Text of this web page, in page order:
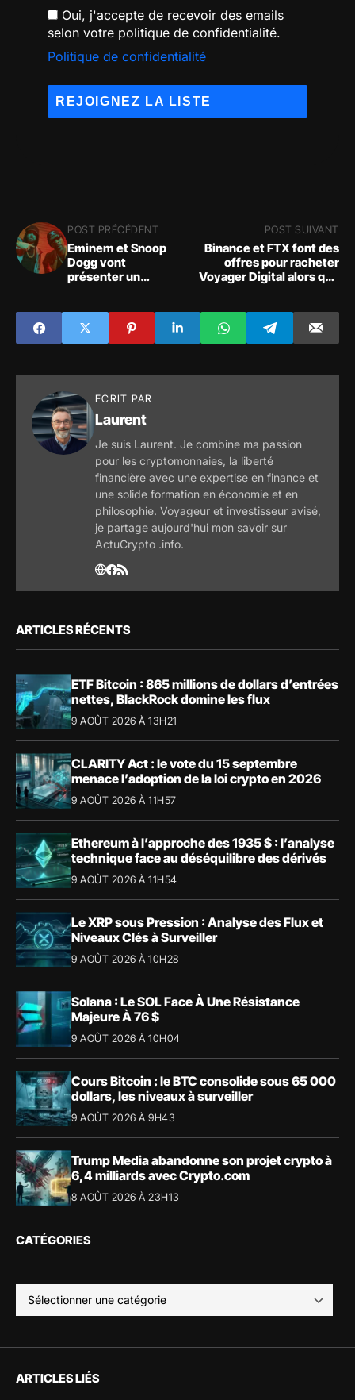
Oui, j'accepte de recevoir des emails
selon votre politique de confidentialité.
Politique de confidentialité
POST PRÉCÉDENT
Eminem et Snoop
Dogg vont
présenter un
sur MTV
POST SUIVANT
Binance et FTX font des
offres pour racheter
Voyager Digital alors que
ECRIT PAR
Laurent
Je suis Laurent. Je combine ma passion
pour les cryptomonnaies, la liberté
financière avec une expertise en finance et
une solide formation en économie et en
philosophie. Voyageur et investisseur avisé,
je partage aujourd'hui mon savoir sur
ActuCrypto .info.
ARTICLES RÉCENTS
ETF Bitcoin : 865 millions de dollars d’entrées
nettes, BlackRock domine les flux
9 AOÛT 2026 À 13H21
CLARITY Act : le vote du 15 septembre
menace l’adoption de la loi crypto en 2026
9 AOÛT 2026 À 11H57
Ethereum à l’approche des 1935 $ : l’analyse
technique face au déséquilibre des dérivés
9 AOÛT 2026 À 11H54
Le XRP sous Pression : Analyse des Flux et
Niveaux Clés à Surveiller
9 AOÛT 2026 À 10H28
Solana : Le SOL Face À Une Résistance
Majeure À 76 $
9 AOÛT 2026 À 10H04
Cours Bitcoin : le BTC consolide sous 65 000
dollars, les niveaux à surveiller
9 AOÛT 2026 À 9H43
Trump Media abandonne son projet crypto à
6,4 milliards avec Crypto.com
8 AOÛT 2026 À 23H13
CATÉGORIES
ARTICLES LIÉS